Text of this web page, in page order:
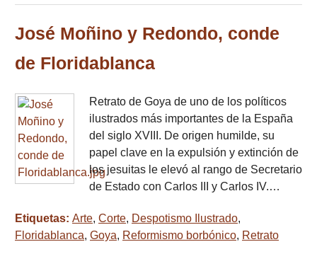
José Moñino y Redondo, conde
de Floridablanca
Retrato de Goya de uno de los políticos
ilustrados más importantes de la España
del siglo XVIII. De origen humilde, su
papel clave en la expulsión y extinción de
los jesuitas le elevó al rango de Secretario
de Estado con Carlos III y Carlos IV.…
Etiquetas: Arte, Corte, Despotismo Ilustrado,
Floridablanca, Goya, Reformismo borbónico, Retrato